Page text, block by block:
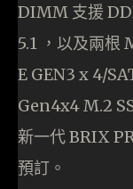
DIMM 支援
5.1 ，以及兩根
E GEN3 x 4/
Gen4x4 M.2
新一代 BRIX
預訂。